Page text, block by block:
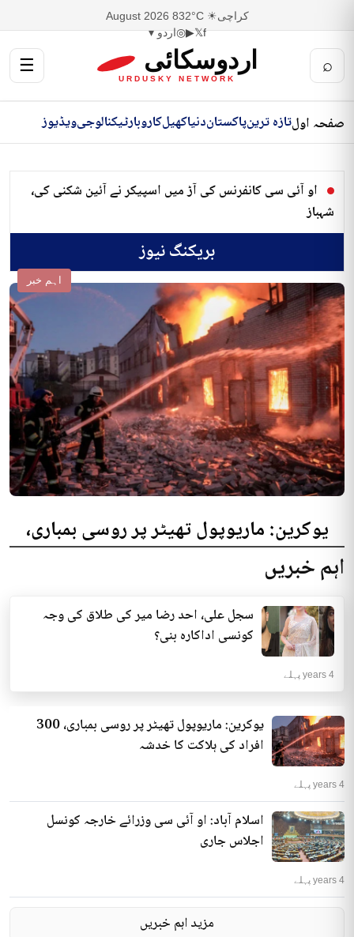
کراچی☀ 32°C
8 August 2026
f
𝕏
▶
◎اردو ▾
⌕ اردوسکائی
URDUSKY NETWORK
☰
صفحہ اولتازہ ترینپاکستاندنیاکھیلکاروبارٹیکنالوجیویڈیوز
او آئی سی کانفرنس کی آڑ میں اسپیکر نے آئین شکنی کی،
شہباز
بریکنگ نیوز
اہم خبر
یوکرین: ماریوپول تھیٹر پر روسی بمباری،
300 افراد کی ہلاکت کا خدشہ
کا خدشہ ظاہر کیا اور کہا کہ کم...
انٹرنیشنل | 4 years پہلے
اہم خبریں
سجل علی، احد رضا میر کی طلاق کی وجہ
کونسی اداکارہ بنی؟
4 years پہلے
یوکرین: ماریوپول تھیٹر پر روسی بمباری، 300
افراد کی ہلاکت کا خدشہ
4 years پہلے
اسلام آباد: او آئی سی وزرائے خارجہ کونسل
اجلاس جاری
4 years پہلے
مزید اہم خبریں